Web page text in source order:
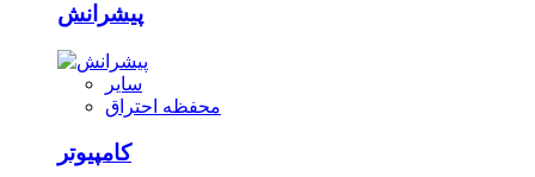
پیشرانش
سایر
محفظه احتراق
کامپیوتر